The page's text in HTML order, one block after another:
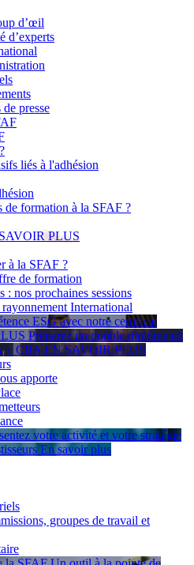
d’œil
d’experts
presse
liés à l'adhésion
de formation à la SFAF ?
PLUS
à la SFAF ?
de formation
: nos prochaines sessions
International
ESG avec notre certificat
Préparez un double diplôme en
+ CIIA EN SAVOIR PLUS
apporte
votre activité et votre stratégie
En savoir plus
groupes de travail et